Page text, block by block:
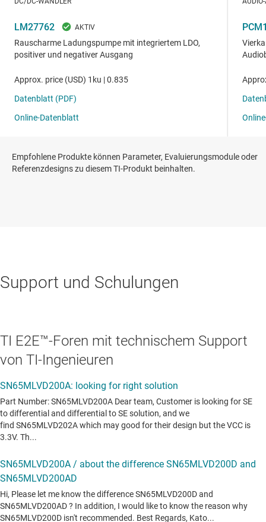
Empfohlene Produkte können Parameter, Evaluierungsmodule oder
Referenzdesigns zu diesem TI-Produkt beinhalten.
Support und Schulungen
TI E2E™-Foren mit technischem Support
von TI-Ingenieuren